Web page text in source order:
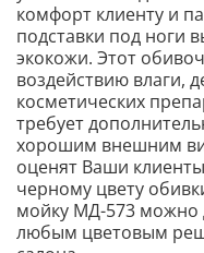
комфорт клиенту и
подставки под ноги
экокожи. Этот
воздействию влаги,
косметических
требует
хорошим внешним
оценят Ваши
черному цвету
мойку МД-573 можно
любым цветовым